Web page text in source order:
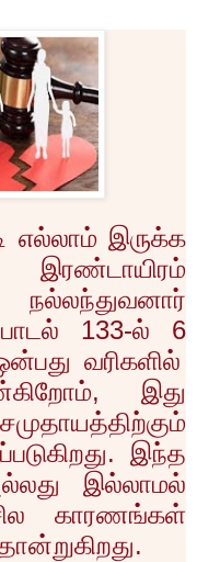
எல்லாம் இருக்க
133-ல் 6
வரிகளில்
, இது
இந்த
இல்லாமல்
காரணங்கள்